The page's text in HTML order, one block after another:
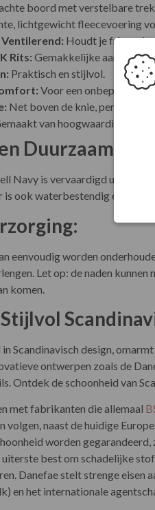
boord met verstelbare
lichtgewicht fleecevoering
Houdt je fris
Rits: Gemakkelijke
Praktisch en stijlvol.
Voor een onbeperkte
Net boven de knie, perfect
van hoogwaardige
Duurzaamheid:
Navy is vervaardigd uit
is ook waterbestendig en
eenvoudig worden
Let op: de naden
komen.
Scandinavisch design,
ontwerpen zoals de
Ontdek de schoonheid van
met fabrikanten die allemaal
volgen, naast de huidige
worden
best om schadelijke
Danefae stelt strenge eisen
en het internationale